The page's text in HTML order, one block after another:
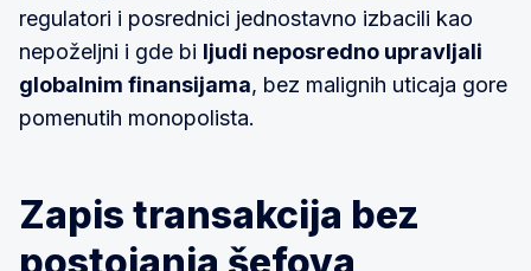
regulatori i posrednici jednostavno izbacili kao
nepoželjni i gde bi ljudi neposredno upravljali
globalnim finansijama, bez malignih uticaja gore
pomenutih monopolista.
Zapis transakcija bez